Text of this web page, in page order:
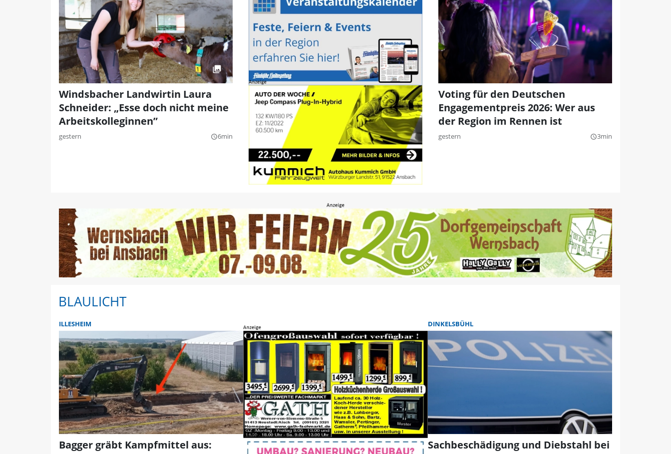
Windsbacher Landwirtin Laura
Schneider: „Esse doch nicht meine
Arbeitskolleginnen”
gestern query_builder6min
Voting für den Deutschen
Engagementpreis 2026: Wer aus
der Region im Rennen ist
gestern query_builder3min
BLAULICHT
ILLESHEIM
Bagger gräbt Kampfmittel aus:
DINKELSBÜHL
Sachbeschädigung und Diebstahl bei